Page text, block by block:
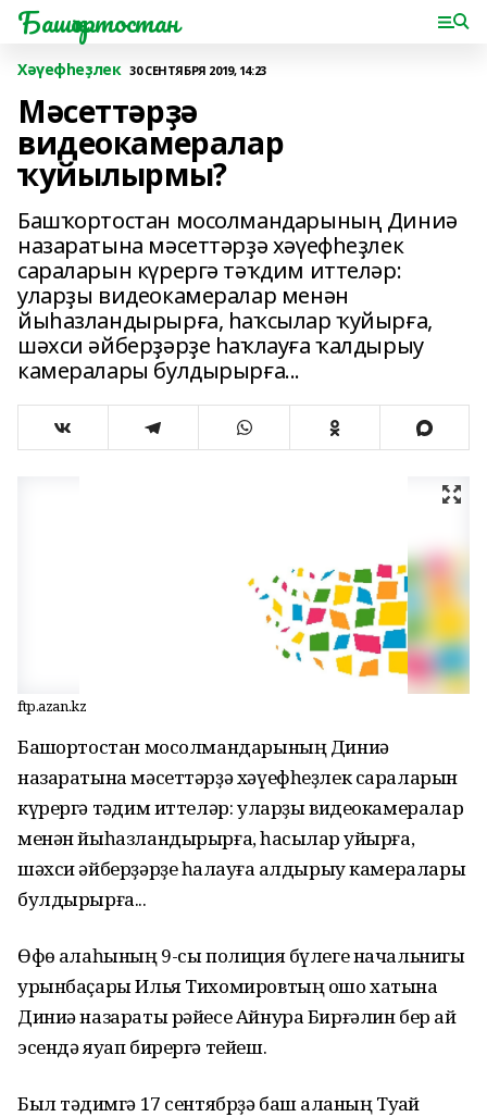
Башҡортостан
Хәүефһеҙлек 30 СЕНТЯБРЯ 2019, 14:23
Мәсеттәрҙә
видеокамералар
ҡуйылырмы?
Башҡортостан мосолмандарының Диниә
назаратына мәсеттәрҙә хәүефһеҙлек
сараларын күрергә тәҡдим иттеләр:
уларҙы видеокамералар менән
йыһазландырырға, һаҡсылар ҡуйырға,
шәхси әйберҙәрҙе һаҡлауға ҡалдырыу
камералары булдырырға...
ftp.azan.kz
Башҡортостан мосолмандарының Диниә
назаратына мәсеттәрҙә хәүефһеҙлек сараларын
күрергә тәҡдим иттеләр: уларҙы видеокамералар
менән йыһазландырырға, һаҡсылар ҡуйырға,
шәхси әйберҙәрҙе һаҡлауға ҡалдырыу камералары
булдырырға...
Өфө ҡалаһының 9-сы полиция бүлеге начальнигы
урынбаҫары Илья Тихомировтың ошо хатына
Диниә назараты рәйесе Айнура Бирғәлин бер ай
эсендә яуап бирергә тейеш.
Был тәҡдимгә 17 сентябрҙә баш ҡаланың Туҡай